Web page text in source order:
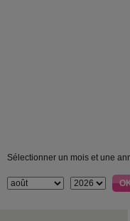
Sélectionner un mois et une